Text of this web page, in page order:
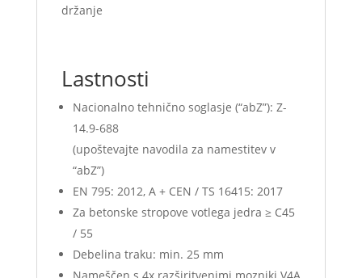
držanje
Lastnosti
Nacionalno tehnično soglasje (“abZ”): Z-
14.9-688
(upoštevajte navodila za namestitev v
“abZ”)
EN 795: 2012, A + CEN / TS 16415: 2017
Za betonske stropove votlega jedra ≥ C45
/ 55
Debelina traku: min. 25 mm